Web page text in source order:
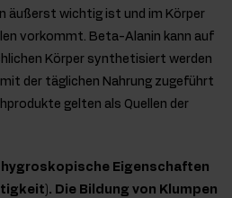
äußerst wichtig ist und im Körper
vorkommt. Beta-Alanin kann auf
Körper synthetisiert werden
der täglichen Nahrung zugeführt
gelten als Quellen der
Eigenschaften
Die Bildung von Klumpen